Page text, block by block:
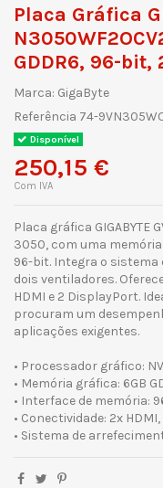
Placa Gráfica
GDDR6, 96-bit,
Marca: GigaByte
Referência 74-
Disponível
250,15 €
Com IVA
Placa gráfica GIGABYTE
3050, com uma memória
96-bit. Integra o sistema
dois ventiladores.
HDMI e 2 DisplayPort.
procuram um
aplicações exigentes.
• Processador gráfico:
• Memória gráfica: 6GB
• Interface de memória:
• Conectividade: 2x
• Sistema de